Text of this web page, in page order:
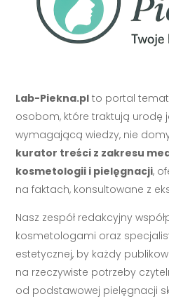
Lab-Piekna.pl to portal
osobom, które traktują urodę
wymagającą wiedzy, nie
kurator treści z zakresu
kosmetologii i pielęgnacji,
na faktach, konsultowane z
Nasz zespół redakcyjny
kosmetologami oraz
estetycznej, by każdy
na rzeczywiste potrzeby
od podstawowej pielęgnacji